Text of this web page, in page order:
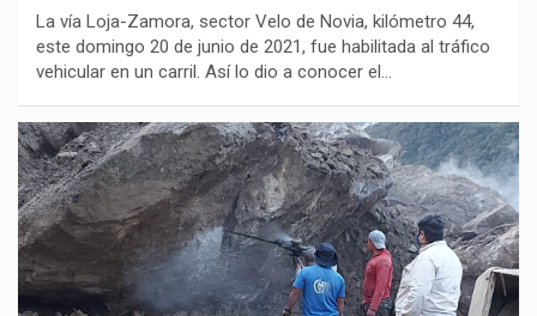
La vía Loja-Zamora, sector Velo de Novia, kilómetro 44,
este domingo 20 de junio de 2021, fue habilitada al tráfico
vehicular en un carril. Así lo dio a conocer el…